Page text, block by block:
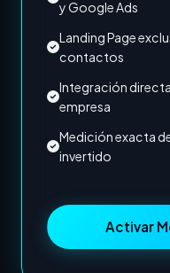
y Google Ads
Landing Page
contactos
Integración
empresa
Medición exacta
invertido
Activar